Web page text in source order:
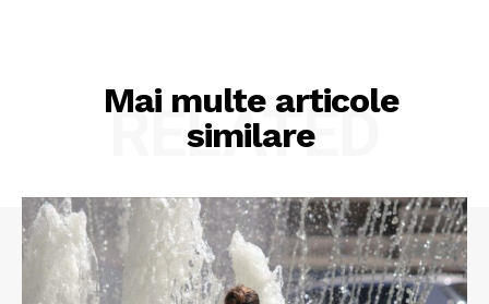
Mai multe articole
similare
RELATED